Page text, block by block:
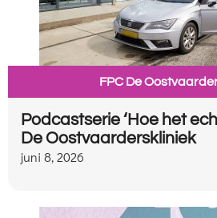
FPC De
Podcastserie ‘Hoe het
De Oostvaarderskliniek
juni 8, 2026